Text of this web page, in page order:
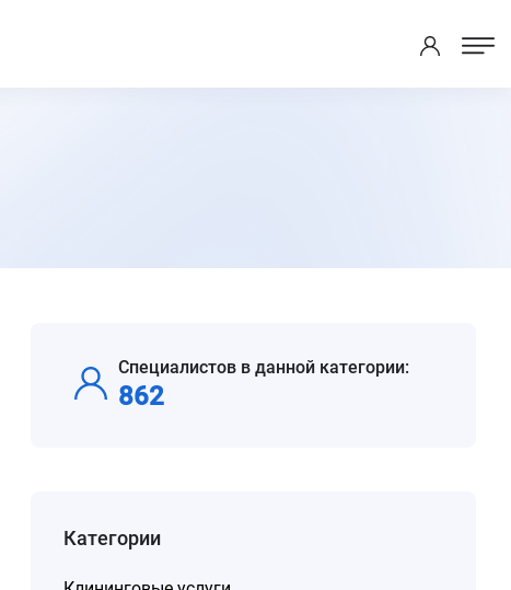
Специалистов в данной категории:
862
Категории